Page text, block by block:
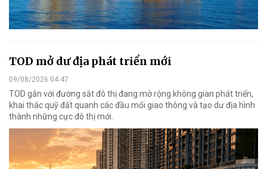
TOD mở dư địa phát triển mới
09/08/2026 04:47
TOD gắn với đường sắt đô thị đang mở rộng không gian phát triển,
khai thác quỹ đất quanh các đầu mối giao thông và tạo dư địa hình
thành những cực đô thị mới.